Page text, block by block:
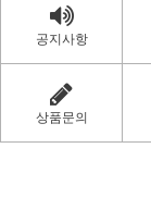
공지사항
상품문의